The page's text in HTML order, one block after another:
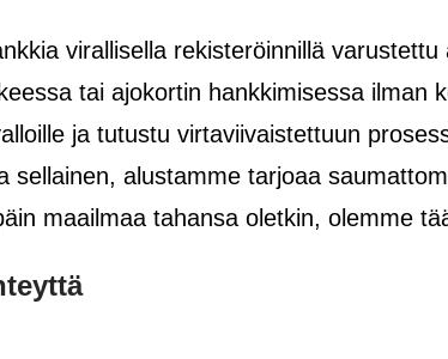
virallisella rekisteröinnillä
tai ajokortin hankkimisessa
ja tutustu virtaviivaistettuun
sellainen, alustamme tarjoaa
maailmaa tahansa oletkin, olemme